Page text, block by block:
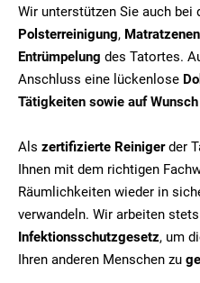
Wir unterstützen Sie auch bei
Polsterreinigung,
Entrümpelung des Tatortes.
Anschluss eine lückenlose
Tätigkeiten sowie auf
Als zertifizierte Reinigerder
Ihnen mit dem richtigen
Räumlichkeiten wieder in
verwandeln. Wir arbeiten
Infektionsschutzgesetz, um
Ihren anderen Menschen zu